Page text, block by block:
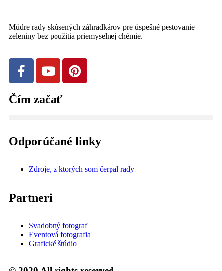
Múdre rady skúsených záhradkárov pre úspešné pestovanie
zeleniny bez použitia priemyselnej chémie.
Čím začať
Odporúčané linky
Zdroje, z ktorých som čerpal rady
Partneri
Svadobný fotograf
Eventová fotografia
Grafické štúdio